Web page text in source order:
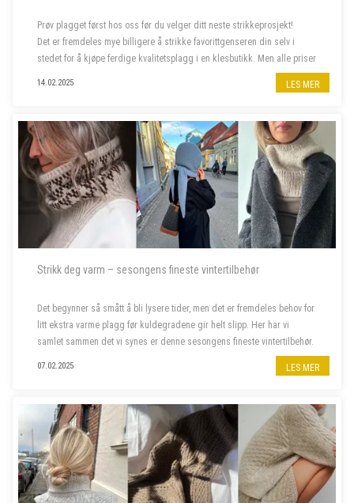
Prøv plagget først hos oss før du velger ditt neste strikkeprosjekt!
Det er fremdeles mye billigere å strikke favorittgenseren din selv i
stedet for å kjøpe ferdige kvalitetsplagg i en klesbutikk. Men alle priser
14.02.2025 LES MER
Strikk deg varm – sesongens fineste vintertilbehør
Det begynner så smått å bli lysere tider, men det er fremdeles behov for
litt ekstra varme plagg før kuldegradene gir helt slipp. Her har vi
samlet sammen det vi synes er denne sesongens fineste vintertilbehør.
07.02.2025 LES MER